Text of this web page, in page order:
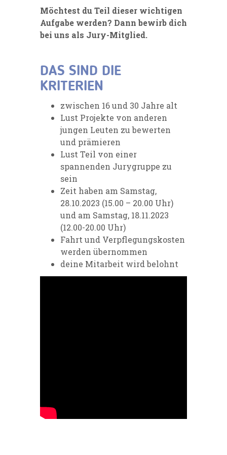
Möchtest du Teil dieser wichtigen
Aufgabe werden? Dann bewirb dich
bei uns als Jury-Mitglied.
DAS SIND DIE
KRITERIEN
zwischen 16 und 30 Jahre alt
Lust Projekte von anderen
jungen Leuten zu bewerten
und prämieren
Lust Teil von einer
spannenden Jurygruppe zu
sein
Zeit haben am Samstag,
28.10.2023 (15.00 – 20.00 Uhr)
und am Samstag, 18.11.2023
(12.00-20.00 Uhr)
Fahrt und Verpflegungskosten
werden übernommen
deine Mitarbeit wird belohnt